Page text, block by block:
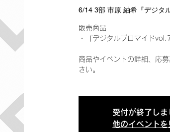
6/14 3部 市原 紬希『デジタ
販売商品
・『デジタルブロマイド
商品やイベントの詳細、応
さい。
受付が終了しま
他のイベントを